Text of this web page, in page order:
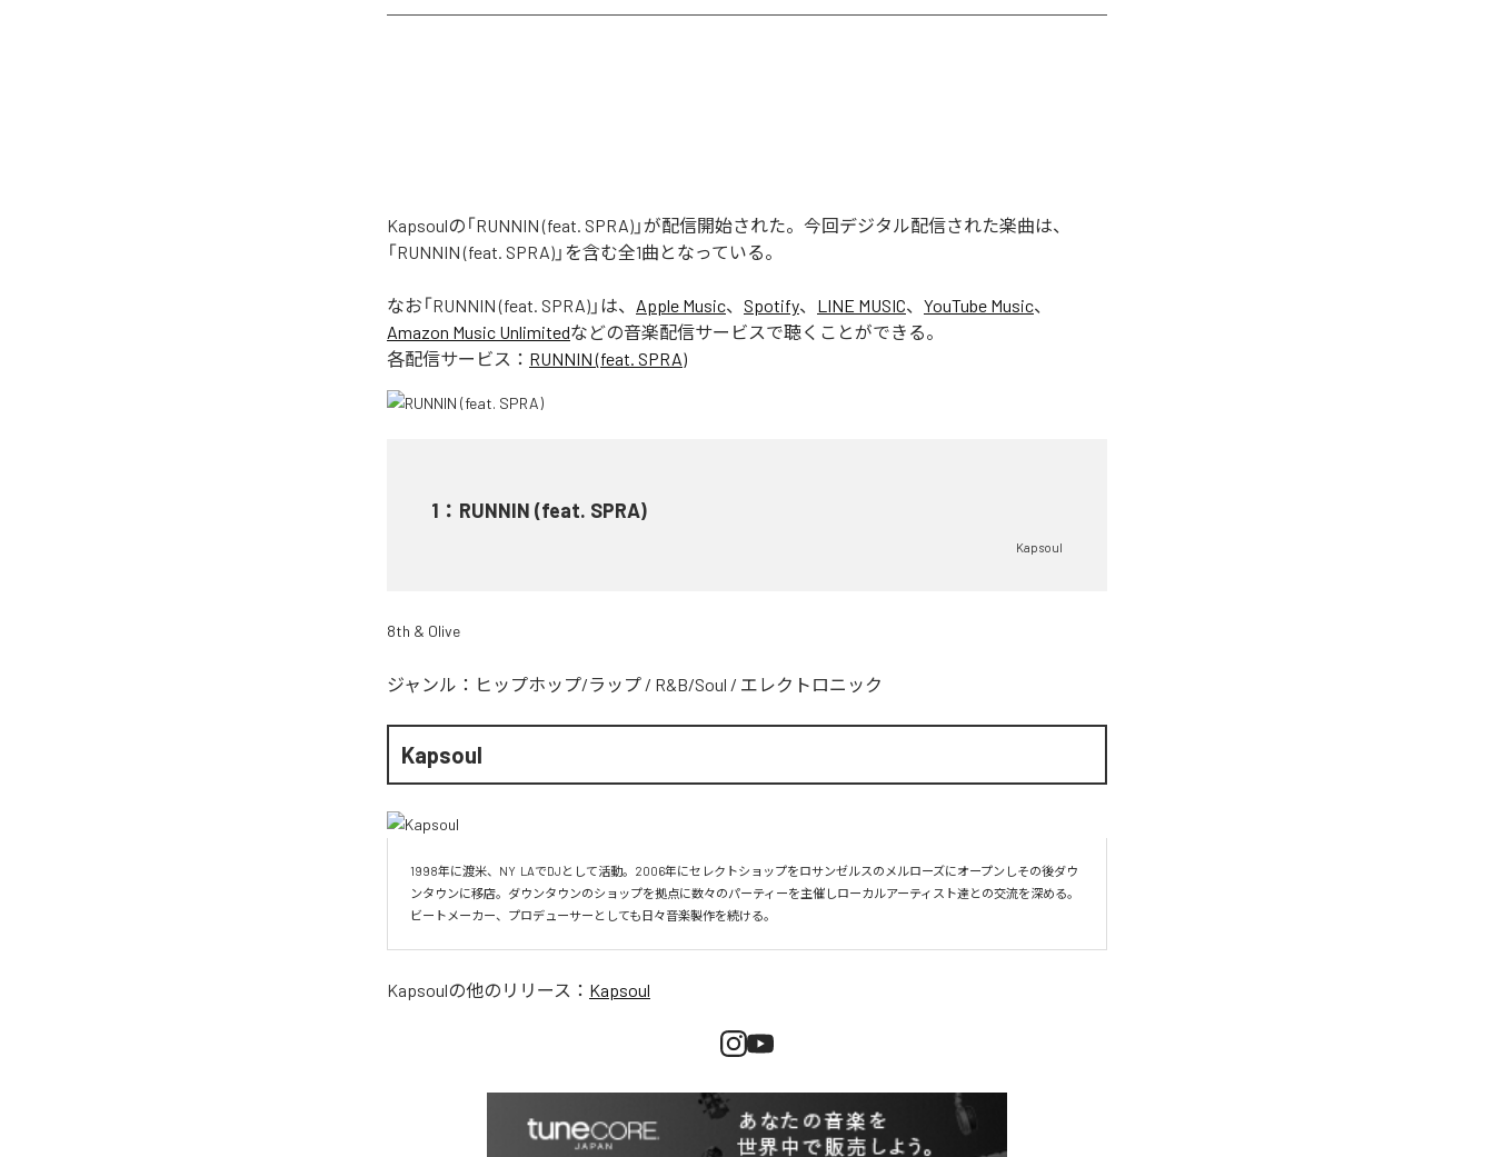
Kapsoulの「RUNNIN (feat. SPRA)」が配信開始された。今回デジタル配信された楽曲は、
「RUNNIN (feat. SPRA)」を含む全1曲となっている。
なお「RUNNIN (feat. SPRA) 」は、 Apple Music、 Spotify、 LINE MUSIC、 YouTube Music、
Amazon Music Unlimitedなどの音楽配信サービスで聴くことができる。
各配信サービス： RUNNIN (feat. SPRA)
1 ： RUNNIN (feat. SPRA)
Kapsoul
8th & Olive
ジャンル： ヒップホップ/ラップ / R&B/Soul / エレクトロニック
Kapsoul
1998年に渡米、NY  LAでDJとして活動。2006年にセレクトショップをロサンゼルスのメルローズにオープンしその後ダウ
ンタウンに移店。ダウンタウンのショップを拠点に数々のパーティーを主催しローカルアーティスト達との交流を深める。
ビートメーカー、プロデューサーとしても日々音楽製作を続ける。
Kapsoulの他のリリース： Kapsoul